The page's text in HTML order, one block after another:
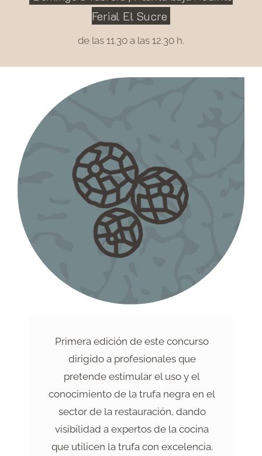
Ferial El Sucre
de las 11.30 a las 12.30 h.
Primera edición de este concurso
dirigido a profesionales que
pretende estimular el uso y el
conocimiento de la trufa negra en el
sector de la restauración, dando
visibilidad a expertos de la cocina
que utilicen la trufa con excelencia.